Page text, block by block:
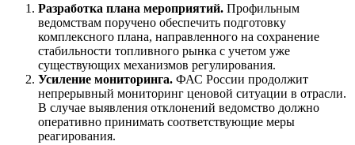
Разработка плана мероприятий. Профильным
ведомствам поручено обеспечить подготовку
комплексного плана, направленного на сохранение
стабильности топливного рынка с учетом уже
существующих механизмов регулирования.
Усиление мониторинга. ФАС России продолжит
непрерывный мониторинг ценовой ситуации в отрасли.
В случае выявления отклонений ведомство должно
оперативно принимать соответствующие меры
реагирования.